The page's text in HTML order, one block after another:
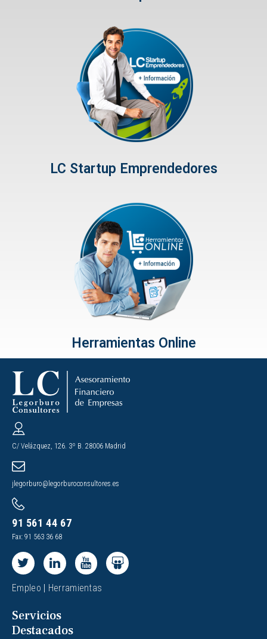
LC Startup Emprendedores
Herramientas Online
C/ Velázquez, 126. 3º B. 28006 Madrid
jlegorburo@legorburoconsultores.es
91 561 44 67
Fax: 91 563 36 68
Empleo | Herramientas
Servicios
Destacados